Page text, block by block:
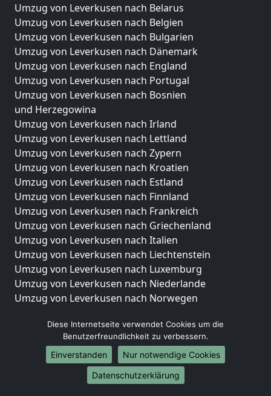
Umzug von Leverkusen nach Belarus
Umzug von Leverkusen nach Belgien
Umzug von Leverkusen nach Bulgarien
Umzug von Leverkusen nach Dänemark
Umzug von Leverkusen nach England
Umzug von Leverkusen nach Portugal
Umzug von Leverkusen nach Bosnien
und Herzegowina
Umzug von Leverkusen nach Irland
Umzug von Leverkusen nach Lettland
Umzug von Leverkusen nach Zypern
Umzug von Leverkusen nach Kroatien
Umzug von Leverkusen nach Estland
Umzug von Leverkusen nach Finnland
Umzug von Leverkusen nach Frankreich
Umzug von Leverkusen nach Griechenland
Umzug von Leverkusen nach Italien
Umzug von Leverkusen nach Liechtenstein
Umzug von Leverkusen nach Luxemburg
Umzug von Leverkusen nach Niederlande
Umzug von Leverkusen nach Norwegen
Umzüge-Deutschlandweit
Umzug von Leverkusen nach Berlin
Umzug von Leverkusen nach Hamburg
Umzug von Leverkusen nach München
Umzug von Leverkusen nach Köln
Diese Internetseite verwendet Cookies um die
Benutzerfreundlichkeit zu verbessern.
Einverstanden
Nur notwendige Cookies
Datenschutzerklärung